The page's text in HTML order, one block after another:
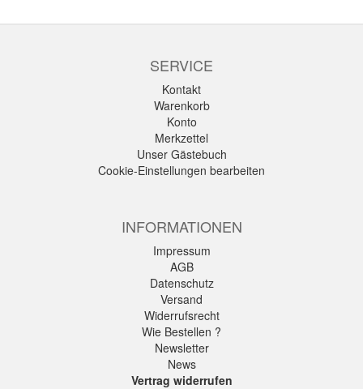
SERVICE
Kontakt
Warenkorb
Konto
Merkzettel
Unser Gästebuch
Cookie-Einstellungen bearbeiten
INFORMATIONEN
Impressum
AGB
Datenschutz
Versand
Widerrufsrecht
Wie Bestellen ?
Newsletter
News
Vertrag widerrufen